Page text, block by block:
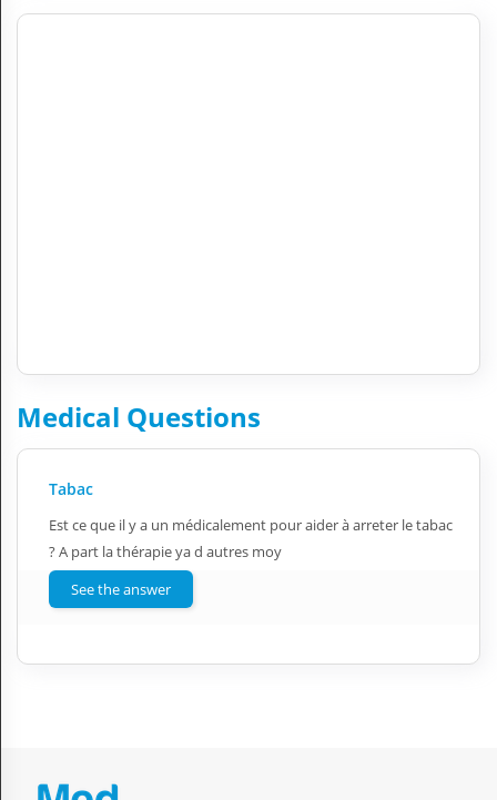
Medical Questions
Tabac
Est ce que il y a un médicalement pour aider à arreter le tabac
? A part la thérapie ya d autres moy
See the answer